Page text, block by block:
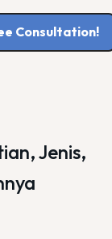
Consultation!
Jenis,